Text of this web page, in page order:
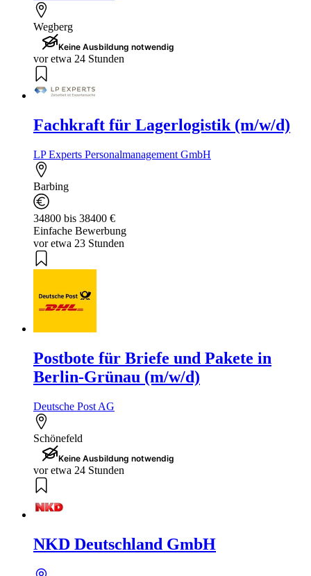
Wegberg
Keine Ausbildung notwendig
vor etwa 24 Stunden
Fachkraft für Lagerlogistik (m/w/d)
LP Experts Personalmanagement GmbH
Barbing
34800 bis 38400 €
Einfache Bewerbung
vor etwa 23 Stunden
Postbote für Briefe und Pakete in
Berlin-Grünau (m/w/d)
Deutsche Post AG
Schönefeld
Keine Ausbildung notwendig
vor etwa 24 Stunden
NKD Deutschland GmbH